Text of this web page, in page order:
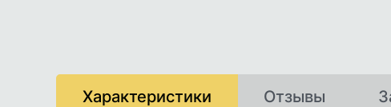
Характеристики Отзывы